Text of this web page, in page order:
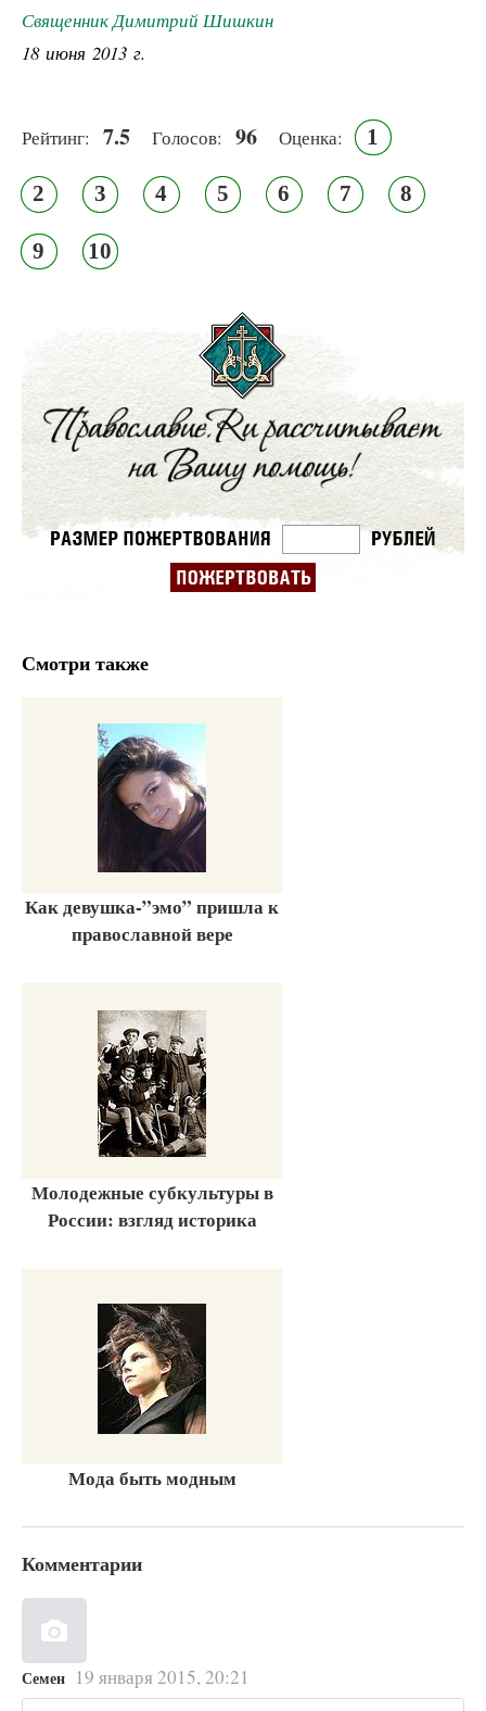
Священник Димитрий Шишкин
18 июня 2013 г.
Рейтинг: 7.5 Голосов: 96 Оценка: 1
2 3 4 5 6 7 8
9 10
Смотри также
Как девушка-”эмо” пришла к
православной вере
Молодежные субкультуры в
России: взгляд историка
Мода быть модным
Комментарии
Семен 19 января 2015, 20:21